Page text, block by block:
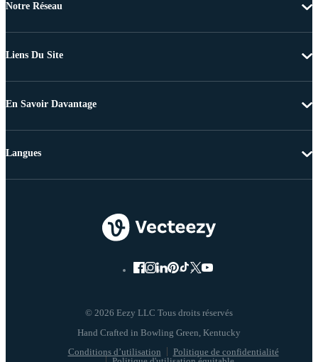
Notre Réseau
Liens Du Site
En Savoir Davantage
© 2026 Eezy LLC Tous droits réservés
Conditions d’utilisation
Politique de confidentialité
Langues